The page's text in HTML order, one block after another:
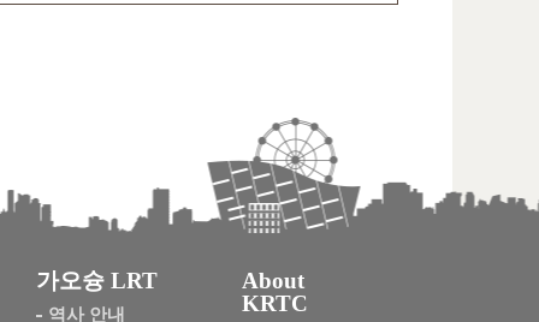
가오슝 LRT
역사 안내
About
KRTC